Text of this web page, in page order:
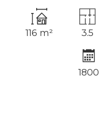
116 m² 3.5
1800